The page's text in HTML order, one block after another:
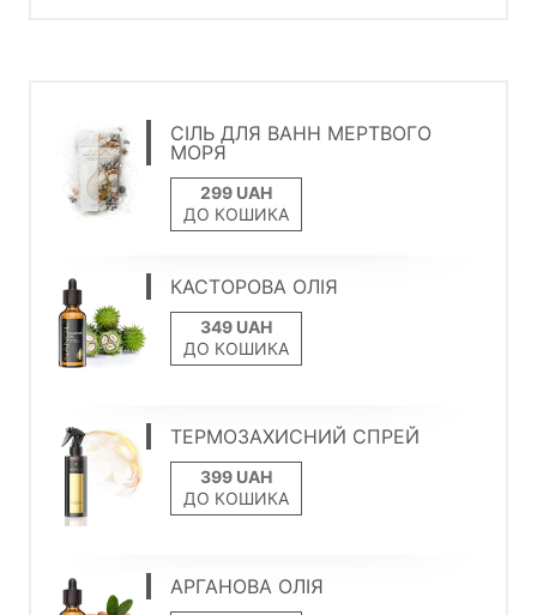
СІЛЬ ДЛЯ ВАНН МЕРТВОГО
МОРЯ
ДО КОШИКА
КАСТОРОВА ОЛІЯ
ДО КОШИКА
ТЕРМОЗАХИСНИЙ СПРЕЙ
ДО КОШИКА
АРГАНОВА ОЛІЯ